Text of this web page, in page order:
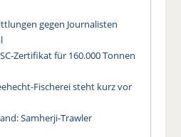
gegen Journalisten
Zertifikat für 160.000 Tonnen
Fischerei steht kurz vor
Samherji-Trawler